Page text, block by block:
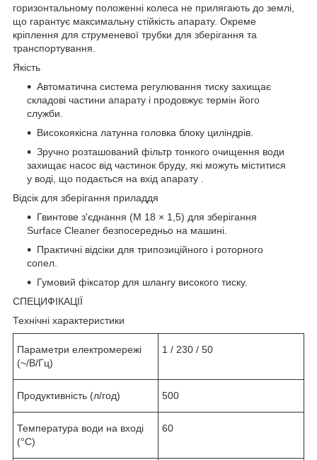
горизонтальному положенні колеса не прилягають до землі,
що гарантує максимальну стійкість апарату. Окреме
кріплення для струменевої трубки для зберігання та
транспортування.
Якість
Автоматична система регулювання тиску захищає
складові частини апарату і продовжує термін його
служби.
Високоякісна латунна головка блоку циліндрів.
Зручно розташований фільтр тонкого очищення води
захищає насос від частинок бруду, які можуть міститися
у воді, що подається на вхід апарату .
Відсік для зберігання приладдя
Гвинтове з'єднання (M 18 × 1,5) для зберігання
Surface Cleaner безпосередньо на машині.
Практичні відсіки для трипозиційного і роторного
сопел.
Гумовий фіксатор для шлангу високого тиску.
СПЕЦИФІКАЦІЇ
Технічні характеристики
Параметри електромережі
(~/В/Гц)
1 / 230 / 50
Продуктивність (л/год) 500
Температура води на вході
(°C)
60